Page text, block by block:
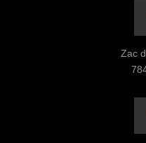
Zac